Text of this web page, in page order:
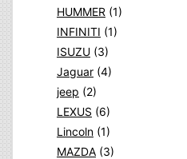
HUMMER (1)
INFINITI (1)
ISUZU (3)
Jaguar (4)
jeep (2)
LEXUS (6)
Lincoln (1)
MAZDA (3)